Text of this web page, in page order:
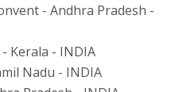
- Andhra Pradesh -
Kerala - INDIA
Nadu - INDIA